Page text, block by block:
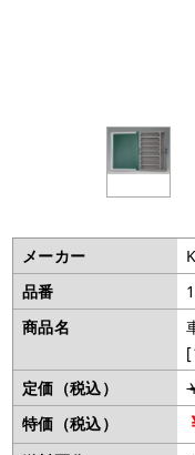
メーカー
品番
商品名
定価（税込）
特価（税込）